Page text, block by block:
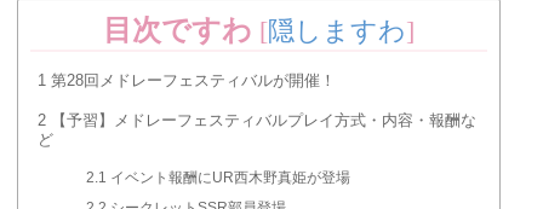
(日)15：00の11日間以下は第27回メドレー
フェス...
目次ですわ [隠しますわ]
1 第28回メドレーフェスティバルが開催！
2 【予習】メドレーフェスティバルプレイ方式・内容・報酬な
ど
2.1 イベント報酬にUR西木野真姫が登場